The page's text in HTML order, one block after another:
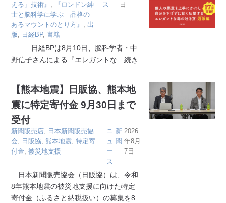
える」技術』 ,
『ロンドン紳
士と脳科学に学ぶ 品格の
あるマウントのとり方』 , 出
版, 日経BP,書籍
ス
日
日経BPは8月10日、脳科学者・中
野信子さんによる『エレガントな …続き
【熊本地震】日販協、熊本地
震に特定寄付金 9月30日まで
受付
新聞販売店, 日本新聞販売協
会, 日販協, 熊本地震,特定寄
付金,被災地支援
｜ ニ
ュ
ー
ス
新
聞
2026
年8月
7日
日本新聞販売協会（日販協）は、令和
8年熊本地震の被災地支援に向けた特定
寄付金（ふるさと納税扱い）の募集を8